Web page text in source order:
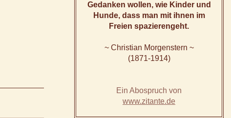
Gedanken wollen, wie Kinder und
Hunde, dass man mit ihnen im
Freien spazierengeht.
~ Christian Morgenstern ~
(1871-1914)
Ein Abospruch von
www.zitante.de